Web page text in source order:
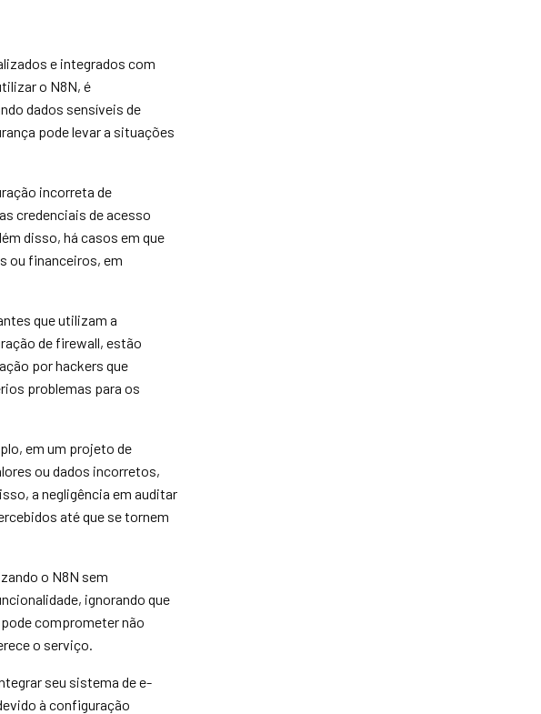
e integrados com
o N8N, é
dados sensíveis de
pode levar a situações
incorreta de
credenciais de acesso
disso, há casos em que
ou financeiros, em
que utilizam a
de firewall, estão
por hackers que
problemas para os
em um projeto de
ou dados incorretos,
a negligência em auditar
até que se tornem
o N8N sem
ignorando que
comprometer não
o serviço.
seu sistema de e-
à configuração